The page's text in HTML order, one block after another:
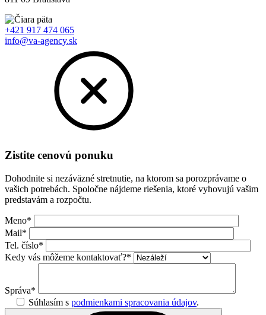
+421 917 474 065
info@va-agency.sk
Zistite cenovú ponuku
Dohodnite si nezáväzné stretnutie, na ktorom sa porozprávame o
vašich potrebách. Spoločne nájdeme riešenia, ktoré vyhovujú vašim
predstavám a rozpočtu.
Meno*
Mail*
Tel. číslo*
Kedy vás môžeme kontaktovať?*
Správa*
Súhlasím s podmienkami spracovania údajov.